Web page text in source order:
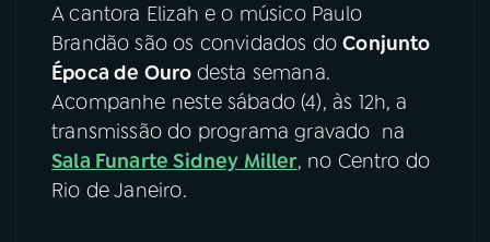
04PROGRAMAS
PODCASTS
06VIDEOCASTS
A cantora Elizah e o músico Paulo
Brandão são os convidados doConjunto
Época de Ouro desta semana.
Acompanhe neste sábado (4), às 12h, a
transmissão do programa gravado na
Sala Funarte Sidney Miller, no Centro do
Rio de Janeiro.